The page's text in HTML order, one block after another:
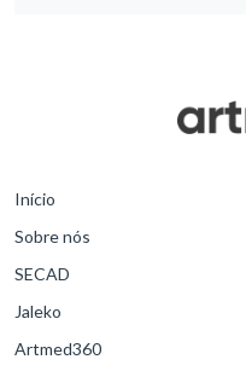
Início
Sobre nós
SECAD
Jaleko
Artmed360